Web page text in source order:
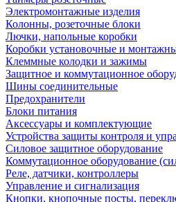
Электромонтажные изделия
Колонны, розеточные блоки
Лючки, напольные коробки
Коробки установочные и
Клеммные колодки и зажимы
Защитное и коммутационное
Шины соединительные
Предохранители
Блоки питания
Аксессуары и комплектующие
Устройства защиты контроля и
Силовое защитное оборудование
Коммутационное оборудование
Реле, датчики, контроллеры
Управление и сигнализация
Кнопки, кнопочные посты,